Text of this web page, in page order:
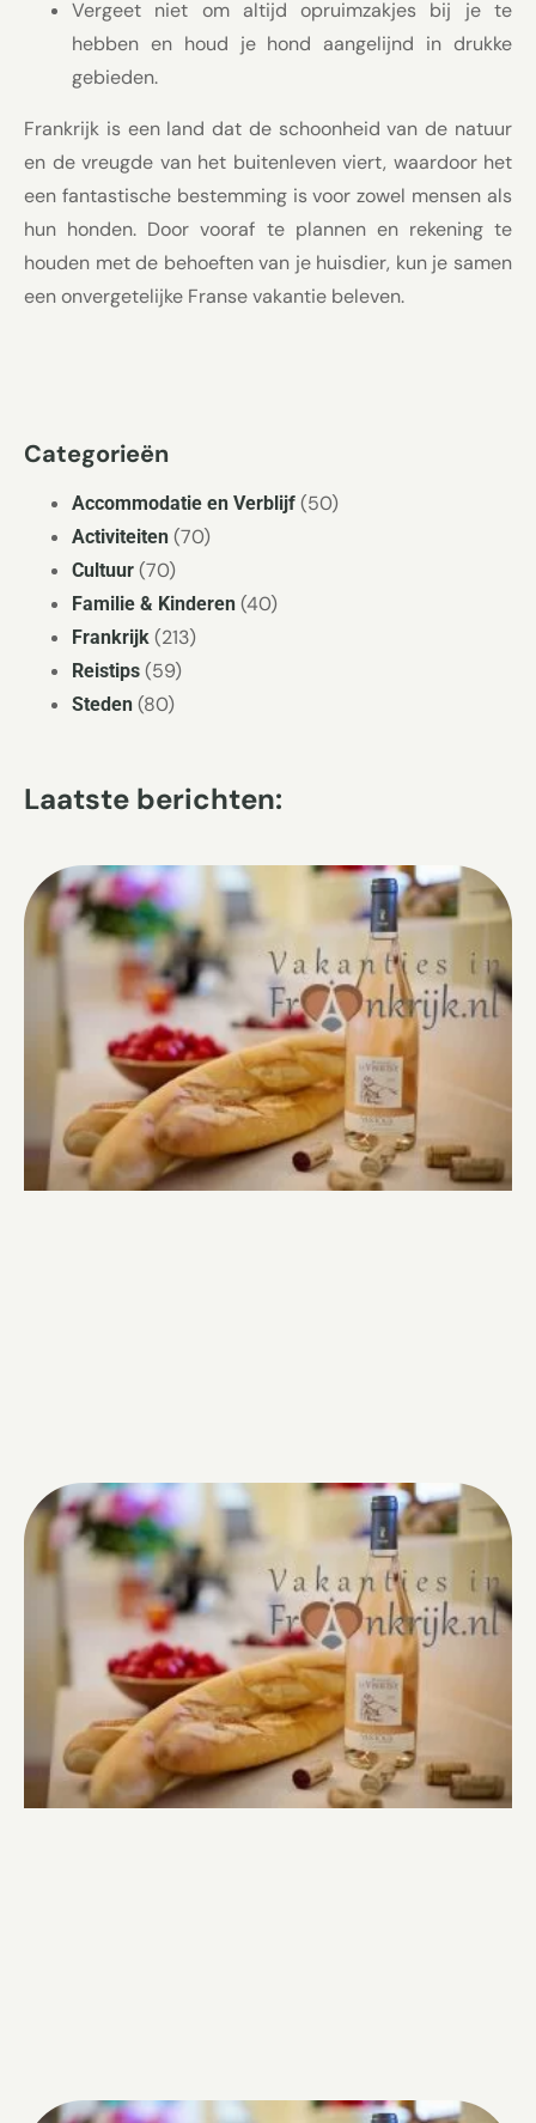
Vergeet niet om altijd opruimzakjes bij je te
hebben en houd je hond aangelijnd in drukke
gebieden.
Frankrijk is een land dat de schoonheid van de natuur
en de vreugde van het buitenleven viert, waardoor het
een fantastische bestemming is voor zowel mensen als
hun honden. Door vooraf te plannen en rekening te
houden met de behoeften van je huisdier, kun je samen
een onvergetelijke Franse vakantie beleven.
Categorieën
Accommodatie en Verblijf (50)
Activiteiten (70)
Cultuur (70)
Familie & Kinderen (40)
Frankrijk (213)
Reistips (59)
Steden (80)
Laatste berichten: